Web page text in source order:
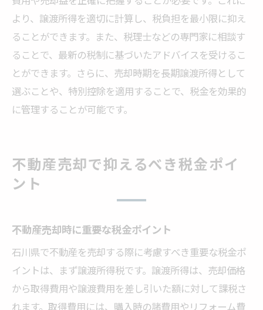
より、譲渡所得を適切に計算し、税負担を最小限に抑え
ることができます。また、税理士などの専門家に相談す
ることで、最新の税制に基づいたアドバイスを受けるこ
とができます。さらに、売却時期を長期譲渡所得として
選ぶことや、特別控除を適用することで、税金を効果的
に管理することが可能です。
不動産売却で抑えるべき税金ポイ
ント
不動産売却時に重要な税金ポイント
石川県で不動産を売却する際に考慮すべき重要な税金ポ
イントは、まず譲渡所得税です。譲渡所得は、売却価格
から取得費用や譲渡費用を差し引いた額に対して課税さ
れます。取得費用には、購入時の諸費用やリフォーム費